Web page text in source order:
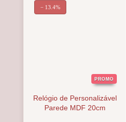
PROMO
Relógio de Personalizável
Parede MDF 20cm
− 13.4%